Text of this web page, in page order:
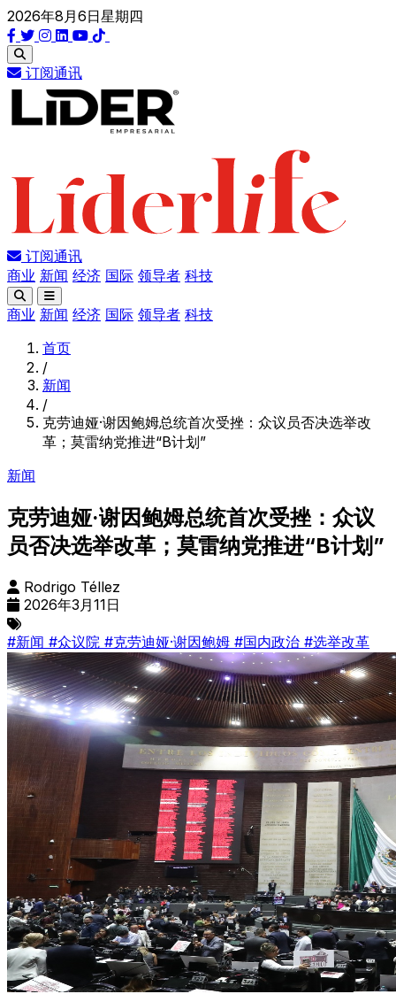
2026年8月6日星期四
订阅通讯
订阅通讯
商业 新闻 经济 国际 领导者 科技
商业 新闻 经济 国际 领导者 科技
首页
/
新闻
/
克劳迪娅·谢因鲍姆总统首次受挫：众议员否决选举改
革；莫雷纳党推进“B计划”
新闻
克劳迪娅·谢因鲍姆总统首次受挫：众议
员否决选举改革；莫雷纳党推进“B计划”
Rodrigo Téllez
2026年3月11日
#新闻 #众议院 #克劳迪娅·谢因鲍姆 #国内政治 #选举改革